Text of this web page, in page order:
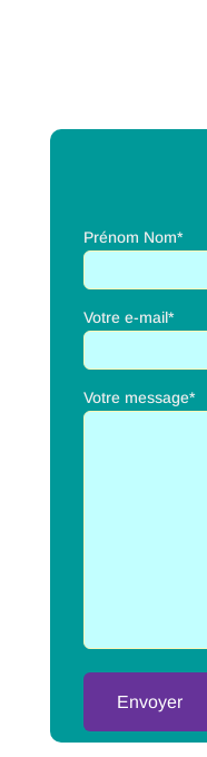
Prénom Nom*
Votre e-mail*
Votre message*
Alternative: